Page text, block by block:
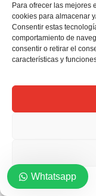
Para ofrecer las mejores
cookies para almacenar
Consentir estas
comportamiento de
consentir o retirar el
características y
Whtatsapp